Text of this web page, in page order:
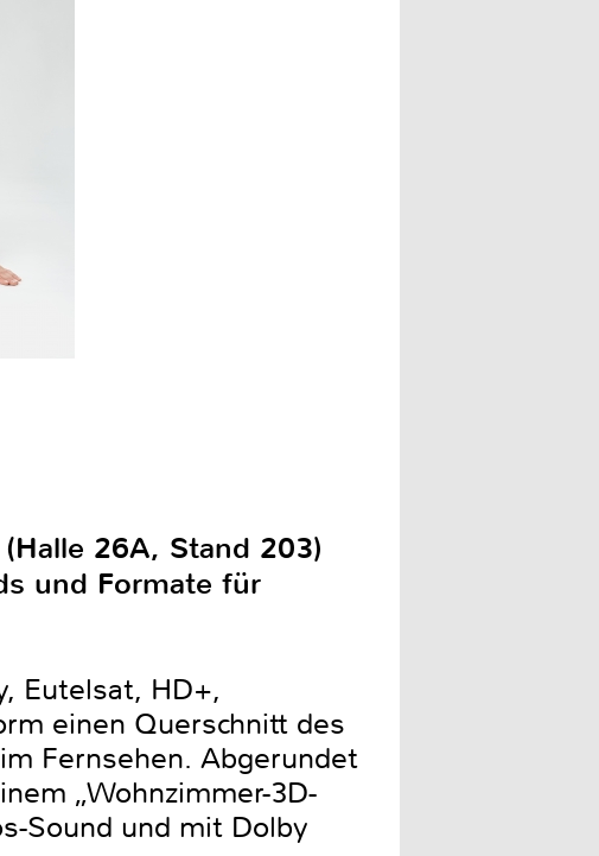
26A, Stand 203)
und Formate für
Eutelsat, HD+,
einen Querschnitt des
Fernsehen. Abgerundet
„Wohnzimmer-3D-
Sound und mit Dolby